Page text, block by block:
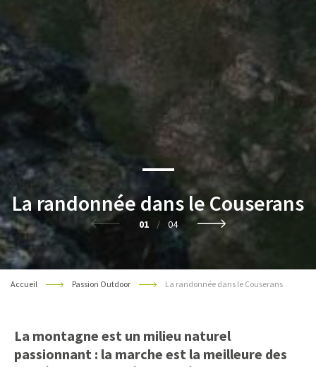
01 / 04
La randonnée dans le Couserans
Accueil Passion Outdoor La randonnée dans le Couserans
La montagne est un milieu naturel
passionnant : la marche est la meilleure des